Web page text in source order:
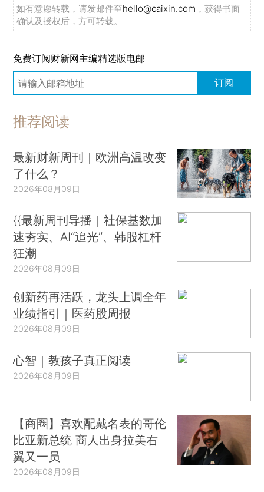
如有意愿转载，请发邮件至hello@caixin.com ，获得书面
确认及授权后，方可转载。
免费订阅财新网主编精选版电邮
订阅
推荐阅读
最新财新周刊｜欧洲高温改变
了什么？
2026年08月09日
{{最新周刊导播｜社保基数加
速夯实、AI“追光”、韩股杠杆
狂潮
2026年08月09日
创新药再活跃，龙头上调全年
业绩指引｜医药股周报
2026年08月09日
心智｜教孩子真正阅读
2026年08月09日
【商圈】喜欢配戴名表的哥伦
比亚新总统 商人出身拉美右
翼又一员
2026年08月09日